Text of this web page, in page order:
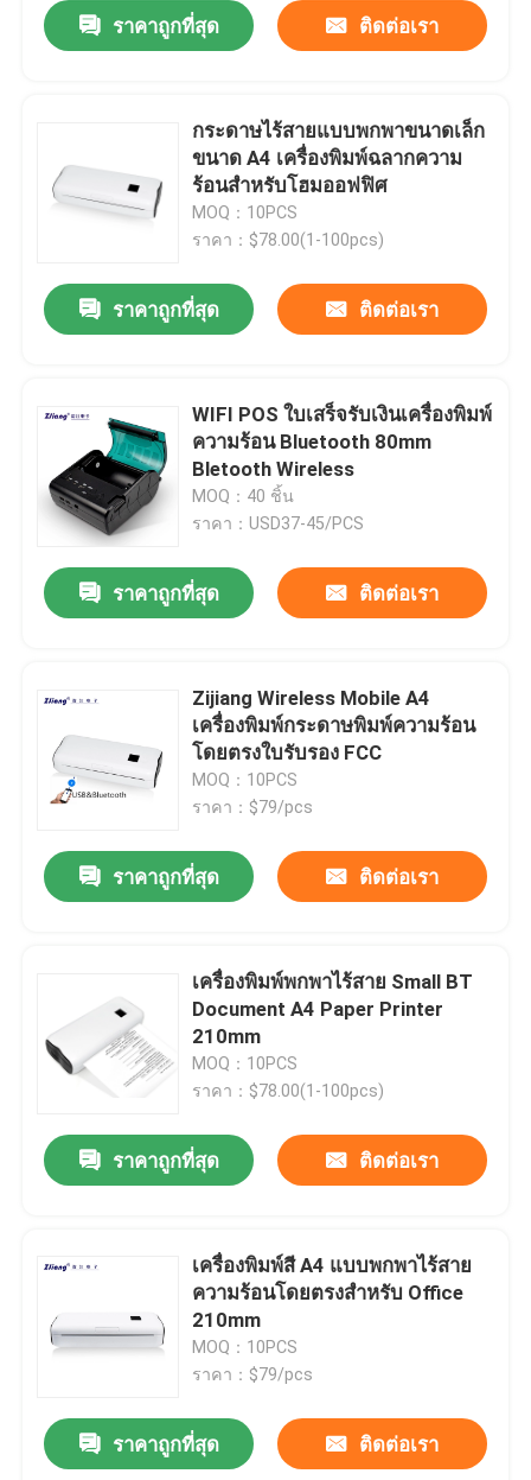
บ้าน
ราคาถูกที่สุด ติดต่อเรา
กระดาษไร้สายแบบพกพาขนาดเล็ก
ขนาด A4 เครื่องพิมพ์ฉลากความ
ร้อนสำหรับโฮมออฟฟิศ
MOQ：10PCS
ราคา：$78.00(1-100pcs)
ราคาถูกที่สุด ติดต่อเรา
WIFI POS ใบเสร็จรับเงินเครื่องพิมพ์
ความร้อน Bluetooth 80mm
Bletooth Wireless
MOQ：40 ชิ้น
ราคา：USD37-45/PCS
ราคาถูกที่สุด ติดต่อเรา
Zijiang Wireless Mobile A4
เครื่องพิมพ์กระดาษพิมพ์ความร้อน
โดยตรงใบรับรอง FCC
MOQ：10PCS
ราคา：$79/pcs
ราคาถูกที่สุด ติดต่อเรา
เครื่องพิมพ์พกพาไร้สาย Small BT
Document A4 Paper Printer
210mm
MOQ：10PCS
ราคา：$78.00(1-100pcs)
ราคาถูกที่สุด ติดต่อเรา
เครื่องพิมพ์สี A4 แบบพกพาไร้สาย
ความร้อนโดยตรงสำหรับ Office
210mm
MOQ：10PCS
ราคา：$79/pcs
ราคาถูกที่สุด ติดต่อเรา